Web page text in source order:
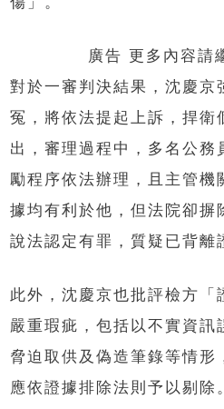
廣告 更多內容請
對於一審判決結果，沈慶京
冤，將依法提起上訴，捍衛
出，審理過程中，多名公務
勵程序依法辦理，且主管機
據均有利於他，但法院卻摒
說法認定有罪，質疑已背離
此外，沈慶京也批評檢方「
嚴重瑕疵，包括以不實資訊
脅迫取供及偽造筆錄等情形
應依證據排除法則予以剔除